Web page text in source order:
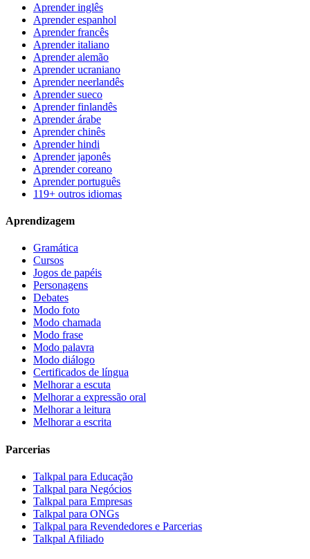
Aprender inglês
Aprender espanhol
Aprender francês
Aprender italiano
Aprender alemão
Aprender ucraniano
Aprender neerlandês
Aprender sueco
Aprender finlandês
Aprender árabe
Aprender chinês
Aprender hindi
Aprender japonês
Aprender coreano
Aprender português
119+ outros idiomas
Aprendizagem
Gramática
Cursos
Jogos de papéis
Personagens
Debates
Modo foto
Modo chamada
Modo frase
Modo palavra
Modo diálogo
Certificados de língua
Melhorar a escuta
Melhorar a expressão oral
Melhorar a leitura
Melhorar a escrita
Parcerias
Talkpal para Educação
Talkpal para Negócios
Talkpal para Empresas
Talkpal para ONGs
Talkpal para Revendedores e Parcerias
Talkpal Afiliado